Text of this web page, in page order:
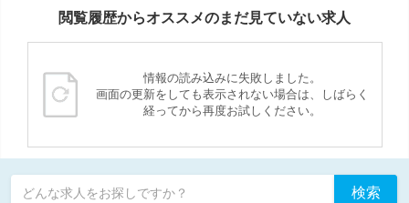
閲覧履歴からオススメのまだ見ていない求人
情報の読み込みに失敗しました。
画面の更新をしても表示されない場合は、しばらく
経ってから再度お試しください。
どんな求人をお探しですか？ 検索